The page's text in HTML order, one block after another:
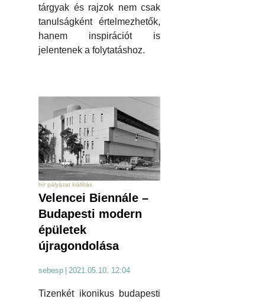
tárgyak és rajzok nem csak
tanulságként értelmezhetők,
hanem inspirációt is
jelentenek a folytatáshoz.
hír pályázat kiállítás
Velencei Biennále –
Budapesti modern
épületek
újragondolása
sebesp 2021.05.10. 12:04
Tizenkét ikonikus budapesti